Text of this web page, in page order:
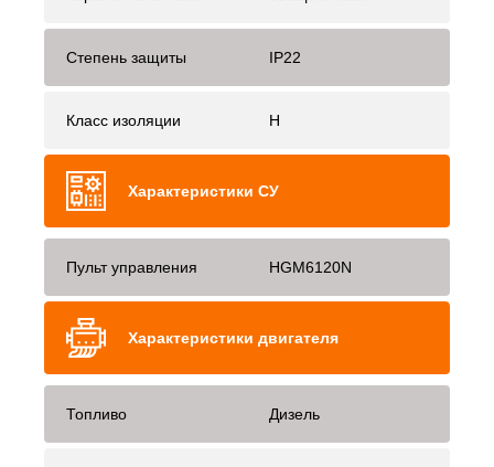
Степень защиты IP22
Класс изоляции H
Характеристики СУ
Пульт управления HGM6120N
Характеристики двигателя
Топливо Дизель